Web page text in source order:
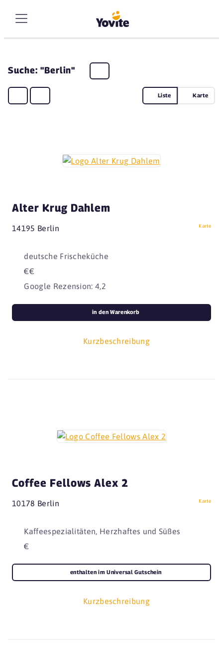
Suche: "Berlin"
Liste Karte
Alter Krug Dahlem
14195 Berlin Karte
deutsche Frischeküche
€€
Google Rezension: 4,2
Kurzbeschreibung
in den Warenkorb
Coffee Fellows Alex 2
10178 Berlin Karte
Kaffeespezialitäten, Herzhaftes und Süßes
€
Kurzbeschreibung
enthalten im Universal Gutschein